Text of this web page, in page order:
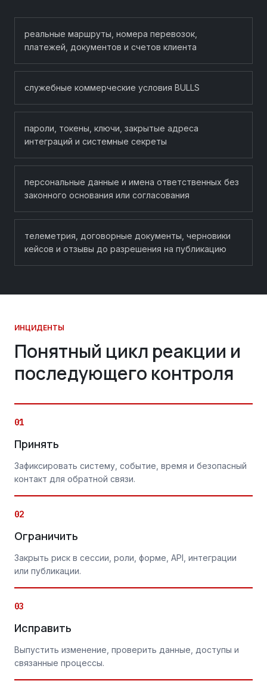
реальные маршруты, номера перевозок,
платежей, документов и счетов клиента
служебные коммерческие условия BULLS
пароли, токены, ключи, закрытые адреса
интеграций и системные секреты
персональные данные и имена ответственных без
законного основания или согласования
телеметрия, договорные документы, черновики
кейсов и отзывы до разрешения на публикацию
ИНЦИДЕНТЫ
Понятный цикл реакции и
последующего контроля
01
Принять
Зафиксировать систему, событие, время и безопасный
контакт для обратной связи.
02
Ограничить
Закрыть риск в сессии, роли, форме, API, интеграции
или публикации.
03
Исправить
Выпустить изменение, проверить данные, доступы и
связанные процессы.